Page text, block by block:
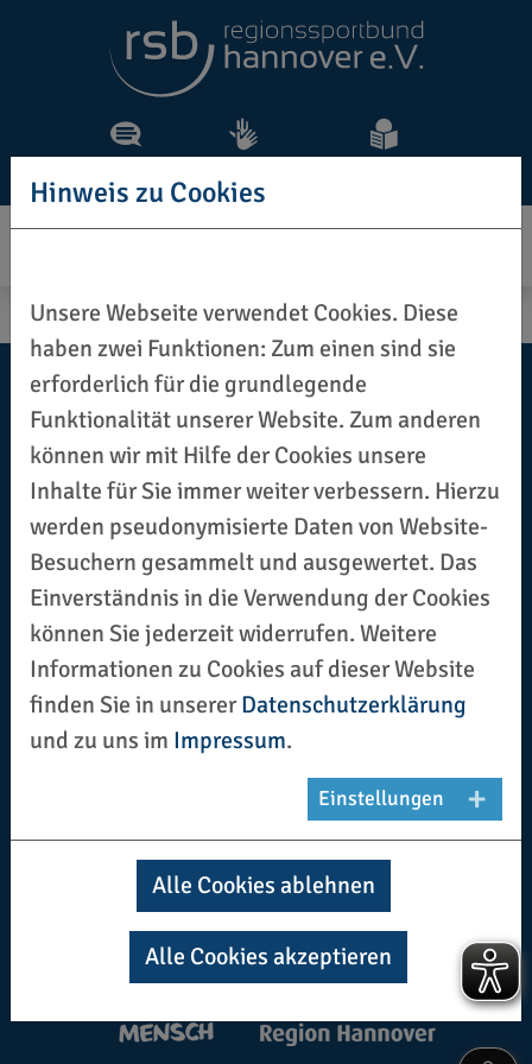
Impressum Datenschutz
KONTAKT
Regionssportbund Hannover e.V.
Haus des Sports | Maschstraße 20 | 30169
Hannover
Tel.: (0511) 800 79 78-0
Fax: (0511) 800 79 78-81
E-Mail:info(at)rsbhannover.de
Hinweis zu Cookies
Unsere Webseite verwendet Cookies. Diese
haben zwei Funktionen: Zum einen sind sie
erforderlich für die grundlegende
Funktionalität unserer Website. Zum anderen
können wir mit Hilfe der Cookies unsere
Inhalte für Sie immer weiter verbessern. Hierzu
werden pseudonymisierte Daten von Website-
Besuchern gesammelt und ausgewertet. Das
Einverständnis in die Verwendung der Cookies
können Sie jederzeit widerrufen. Weitere
Informationen zu Cookies auf dieser Website
finden Sie in unsererDatenschutzerklärung
und zu uns im Impressum.
Einstellungen
Alle Cookies ablehnen
Alle Cookies akzeptieren